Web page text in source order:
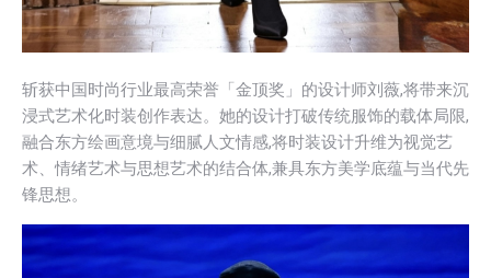
斩获中国时尚行业最高荣誉「金顶奖」的设计师刘薇,将带来沉
浸式艺术化时装创作表达。她的设计打破传统服饰的载体局限,
融合东方绘画意境与细腻人文情感,将时装设计升维为视觉艺
术、情绪艺术与思想艺术的结合体,兼具东方美学底蕴与当代先
锋思想。